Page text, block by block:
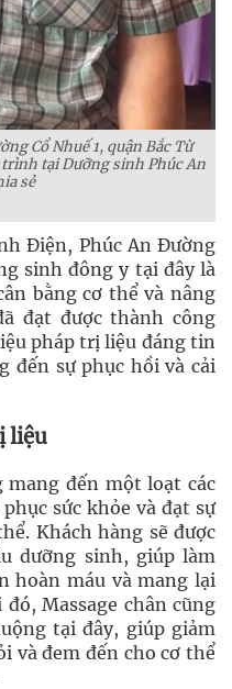
Cổ Nhuế 1, quận Bắc Từ
tại Dưỡng sinh Phúc An
sẻ
Điện, Phúc An Đường
sinh đông y tại đây là
bằng cơ thể và nâng
đạt được thành công
pháp trị liệu đáng tin
đến sự phục hồi và cải
liệu
mang đến một loạt các
sức khỏe và đạt sự
Khách hàng sẽ được
dưỡng sinh, giúp làm
hoàn máu và mang lại
Massage chân cũng
tại đây, giúp giảm
và đem đến cho cơ thể